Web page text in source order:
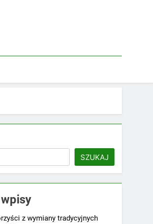
SZUKAJ
z wymiany tradycyjnych